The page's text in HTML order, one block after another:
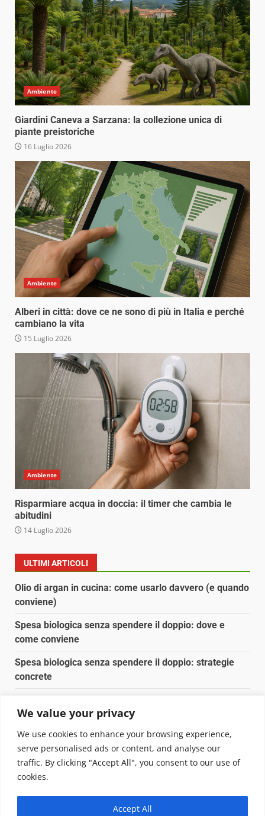
We value your privacy
We use cookies to enhance your browsing experience,
serve personalised ads or content, and analyse our
traffic. By clicking "Accept All", you consent to our use of
cookies.
Accept All
Ambiente
Giardini Caneva a Sarzana: la collezione unica di
piante preistoriche
16 Luglio 2026
Ambiente
Alberi in città: dove ce ne sono di più in Italia e perché
cambiano la vita
15 Luglio 2026
Ambiente
Risparmiare acqua in doccia: il timer che cambia le
abitudini
14 Luglio 2026
ULTIMI ARTICOLI
Olio di argan in cucina: come usarlo davvero (e quando
conviene)
Spesa biologica senza spendere il doppio: dove e
come conviene
Spesa biologica senza spendere il doppio: strategie
concrete
Pulizia naturale della casa: 3 ingredienti che
sostituiscono 10 prodotti chimici
Copyright © 2025 Biopianeta.it proprietà di Jws Media
Questo blog non è una testata giornalistica, in quanto